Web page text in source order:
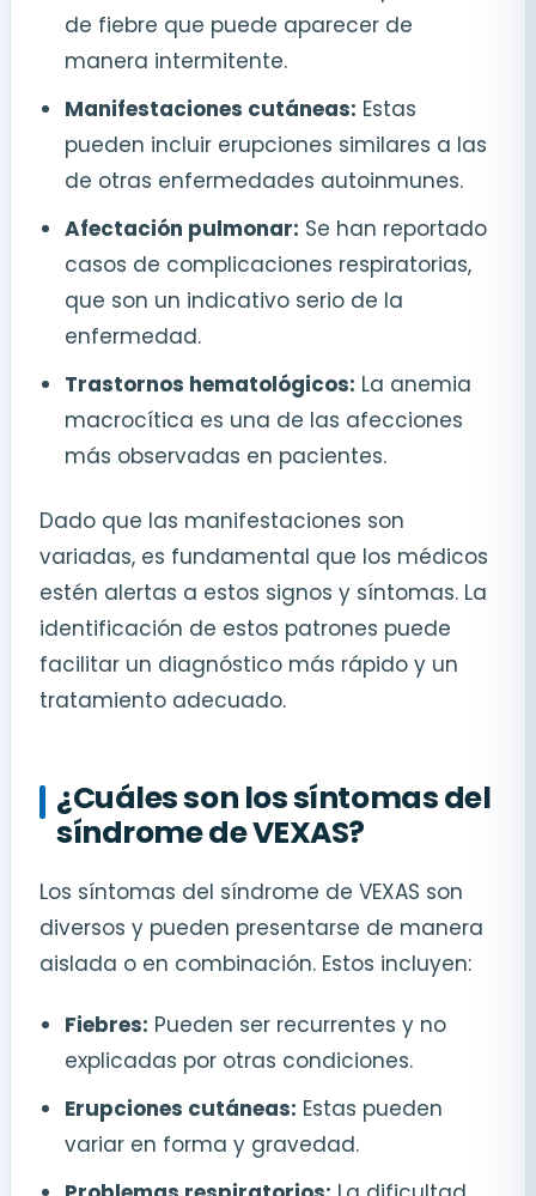
de fiebre que puede aparecer de
manera intermitente.
Manifestaciones cutáneas: Estas
pueden incluir erupciones similares a las
de otras enfermedades autoinmunes.
Afectación pulmonar: Se han reportado
casos de complicaciones respiratorias,
que son un indicativo serio de la
enfermedad.
Trastornos hematológicos: La anemia
macrocítica es una de las afecciones
más observadas en pacientes.
Dado que las manifestaciones son
variadas, es fundamental que los médicos
estén alertas a estos signos y síntomas. La
identificación de estos patrones puede
facilitar un diagnóstico más rápido y un
tratamiento adecuado.
¿Cuáles son los síntomas del
síndrome de VEXAS?
Los síntomas del síndrome de VEXAS son
diversos y pueden presentarse de manera
aislada o en combinación. Estos incluyen:
Fiebres: Pueden ser recurrentes y no
explicadas por otras condiciones.
Erupciones cutáneas: Estas pueden
variar en forma y gravedad.